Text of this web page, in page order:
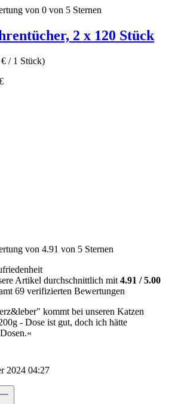
von 0 von 5 Sternen
2 x 120 Stück
/ 1 Stück)
von 4.91 von 5 Sternen
Artikel durchschnittlich mit 4.91 / 5.00
69 verifizierten Bewertungen
kommt bei unseren Katzen
- Dose ist gut, doch ich hätte
2024 04:27